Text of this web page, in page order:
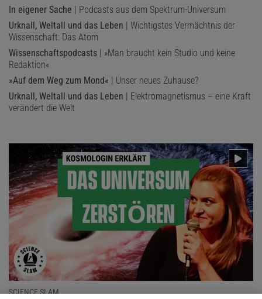
In eigener Sache | Podcasts aus dem Spektrum-Universum
Urknall, Weltall und das Leben | Wichtigstes Vermächtnis der
Wissenschaft: Das Atom
Wissenschaftspodcasts | »Man braucht kein Studio und keine
Redaktion«
»Auf dem Weg zum Mond« | Unser neues Zuhause?
Urknall, Weltall und das Leben | Elektromagnetismus – eine Kraft
verändert die Welt
SCIENCE SLAM